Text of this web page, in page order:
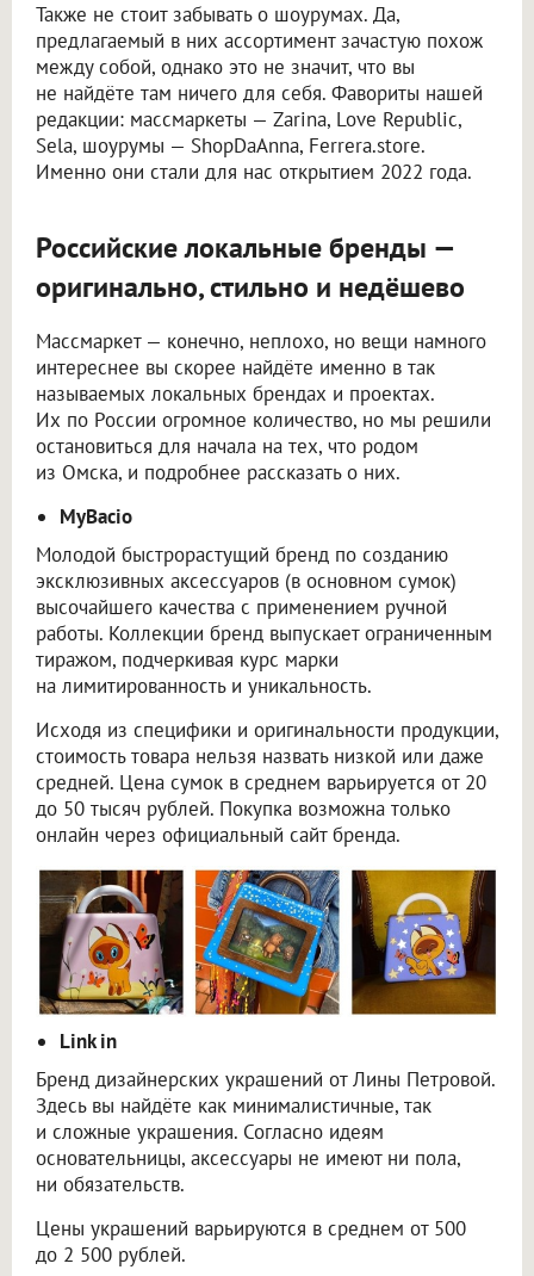
Также не стоит забывать о шоурумах. Да,
предлагаемый в них ассортимент зачастую похож
между собой, однако это не значит, что вы
не найдёте там ничего для себя. Фавориты нашей
редакции: массмаркеты — Zarina, Love Republic,
Sela, шоурумы — ShopDaAnna, Ferrera.store.
Именно они стали для нас открытием 2022 года.
Российские локальные бренды —
оригинально, стильно и недёшево
Массмаркет — конечно, неплохо, но вещи намного
интереснее вы скорее найдёте именно в так
называемых локальных брендах и проектах.
Их по России огромное количество, но мы решили
остановиться для начала на тех, что родом
из Омска, и подробнее рассказать о них.
MyBacio
Молодой быстрорастущий бренд по созданию
эксклюзивных аксессуаров (в основном сумок)
высочайшего качества с применением ручной
работы. Коллекции бренд выпускает ограниченным
тиражом, подчеркивая курс марки
на лимитированность и уникальность.
Исходя из специфики и оригинальности продукции,
стоимость товара нельзя назвать низкой или даже
средней. Цена сумок в среднем варьируется от 20
до 50 тысяч рублей. Покупка возможна только
онлайн через официальный сайт бренда.
Link in
Бренд дизайнерских украшений от Лины Петровой.
Здесь вы найдёте как минималистичные, так
и сложные украшения. Согласно идеям
основательницы, аксессуары не имеют ни пола,
ни обязательств.
Цены украшений варьируются в среднем от 500
до 2 500 рублей.